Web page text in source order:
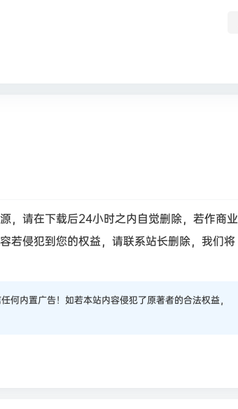
，请在下载后24小时之内自觉删除，若作商业
若侵犯到您的权益，请联系站长删除，我们将
内置广告！如若本站内容侵犯了原著者的合法权益，